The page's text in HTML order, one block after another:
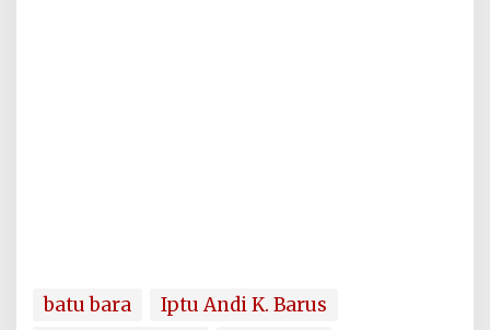
batu bara
Iptu Andi K. Barus